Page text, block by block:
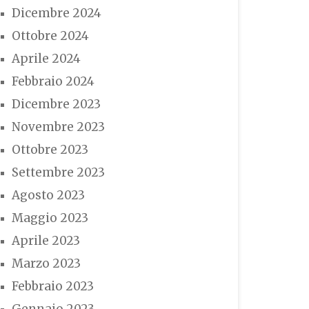
Dicembre 2024
Ottobre 2024
Aprile 2024
Febbraio 2024
Dicembre 2023
Novembre 2023
Ottobre 2023
Settembre 2023
Agosto 2023
Maggio 2023
Aprile 2023
Marzo 2023
Febbraio 2023